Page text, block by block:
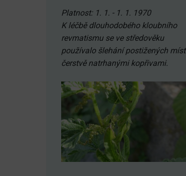
Platnost: 1. 1. - 1. 1. 1970
K léčbě dlouhodobého kloubního
revmatismu se ve středověku
používalo šlehání postižených míst
čerstvě natrhanými kopřivami.